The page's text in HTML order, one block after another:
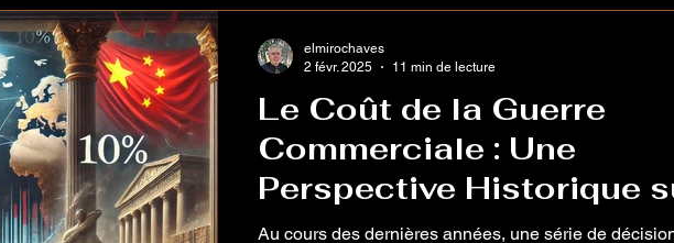
Le Coût de la Guerre
Commerciale : Une
Perspective Historique
la Turbulence Tarifaire
Au cours des dernières années, une série de
elmirochaves
2 févr. 2025
11 min de lecture